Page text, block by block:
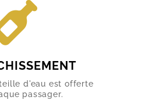
d'eau est offerte
passager.